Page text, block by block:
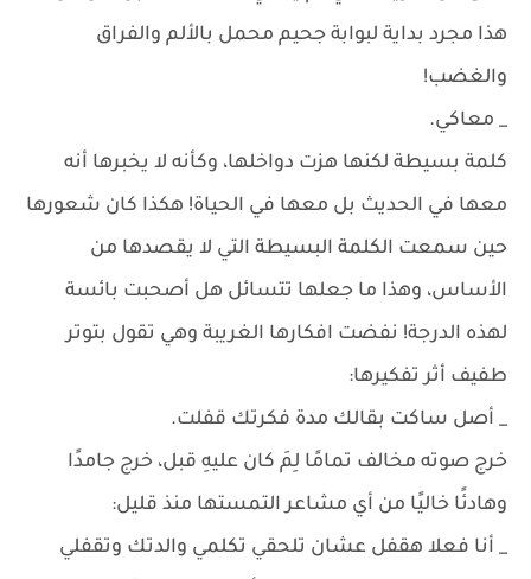
هذا مجرد بداية لبوابة جحيم محمل بالألم والفراق
والغضب!
_ معاكي.
كلمة بسيطة لكنها هزت دواخلها، وكأنه لا يخبرها أنه
معها في الحديث بل معها في الحياة! هكذا كان شعورها
حين سمعت الكلمة البسيطة التي لا يقصدها من
الأساس، وهذا ما جعلها تتسائل هل أصحبت بائسة
لهذه الدرجة! نفضت افكارها الغريبة وهي تقول بتوتر
طفيف أثر تفكيرها:
_ أصل ساكت بقالك مدة فكرتك قفلت.
خرج صوته مخالف تمامًا لِمَ كان عليهِ قبل، خرج جامدًا
وهادئًا خاليًا من أي مشاعر التمستها منذ قليل:
_ أنا فعلا هقفل عشان تلحقي تكلمي والدتك وتقفلي